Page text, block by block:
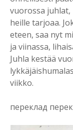
vuorossa juhlat,
heille tarjoaa.
eteen, saa nyt
ja viinassa,
Juhla kestää
viikko.
переклад